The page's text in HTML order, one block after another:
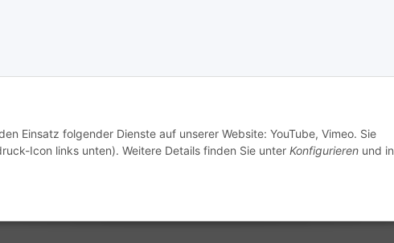
Einsatz folgender Dienste auf unserer Website: YouTube, Vimeo. Sie
Icon links unten). Weitere Details finden Sie unter Konfigurieren und in